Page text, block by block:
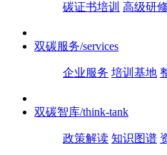
碳证书培训 高级研
双碳服务/services
企业服务 培训基地
双碳智库/think-tank
政策解读 知识图谱